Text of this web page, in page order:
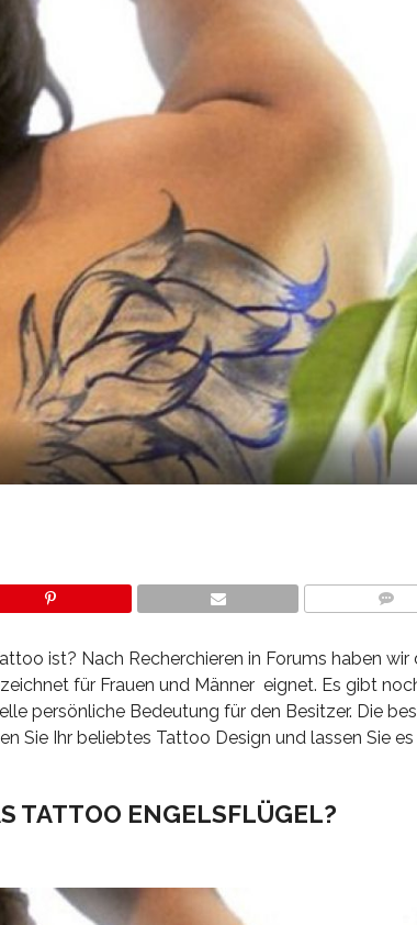
ist? Nach Recherchieren in Forums haben
für Frauen und Männer eignet. Es gibt
persönliche Bedeutung für den Besitzer. Die
Sie Ihr beliebtes Tattoo Design und lassen Sie
TATTOO ENGELSFLÜGEL?